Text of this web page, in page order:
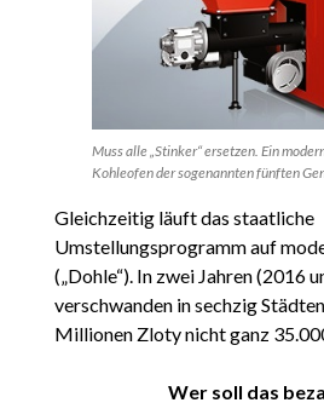
Muss alle „Stinker“ ersetzen. Ein
Kohleofen der sogenannten fünften
Gleichzeitig läuft das staatliche
Umstellungsprogramm auf
(„Dohle“). In zwei Jahren (2016
verschwanden in sechzig
Millionen Zloty nicht ganz
Wer soll das